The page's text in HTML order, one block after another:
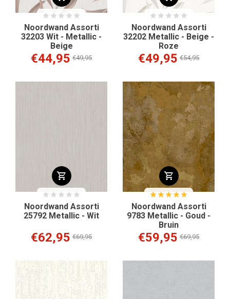
Noordwand Assorti
32203 Wit - Metallic -
Beige
€44,95 €49,95
Noordwand Assorti
32202 Metallic - Beige -
Roze
€49,95 €54,95
Noordwand Assorti
25792 Metallic - Wit
€62,95 €69,95
Noordwand Assorti
9783 Metallic - Goud -
Bruin
€59,95 €69,95